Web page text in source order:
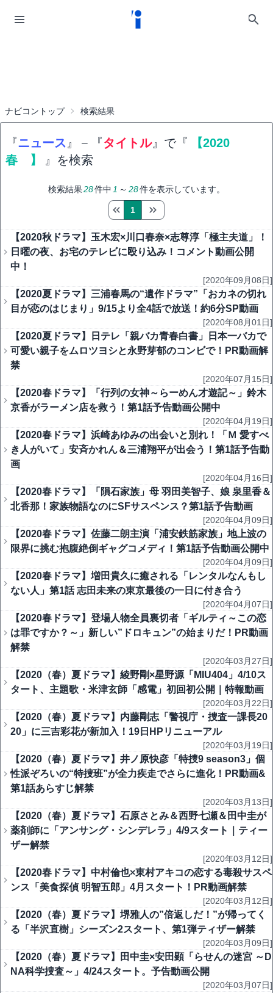
ナビコントップ 検索結果
『ニュース 』 − 『タイトル』で『
【2020
春 】
』を検索
検索結果28件中 1 ～ 28件を表示しています。
1
【2020秋ドラマ】玉木宏×川口春奈×志尊淳「極主夫道」！
日曜の夜、お宅のテレビに殴り込み！コメント動画公開
中！
[2020年09月08日]
【2020夏ドラマ】三浦春馬の“遺作ドラマ”「おカネの切れ
目が恋のはじまり」9/15より全4話で放送！約6分SP動画
[2020年08月01日]
【2020夏ドラマ】日テレ「親バカ青春白書」日本一バカで
可愛い親子をムロツヨシと永野芽郁のコンビで！PR動画解
禁
[2020年07月15日]
【2020春ドラマ】「行列の女神～らーめん才遊記～」鈴木
京香がラーメン店を救う！第1話予告動画公開中
[2020年04月19日]
【2020春ドラマ】浜崎あゆみの出会いと別れ！「Ｍ 愛すべ
き人がいて」安斉かれん＆三浦翔平が出会う！第1話予告動
画
[2020年04月16日]
【2020春ドラマ】「隕石家族」母 羽田美智子、娘 泉里香＆
北香那！家族物語なのにSFサスペンス？第1話予告動画
[2020年04月09日]
【2020春ドラマ】佐藤二朗主演「浦安鉄筋家族」地上波の
限界に挑む抱腹絶倒ギャグコメディ！第1話予告動画公開中
[2020年04月09日]
【2020春ドラマ】増田貴久に癒される「レンタルなんもし
ない人」第1話 志田未来の東京最後の一日に付き合う
[2020年04月07日]
【2020春ドラマ】登場人物全員裏切者「ギルティ～この恋
は罪ですか？～」新しい”ドロキュン”の始まりだ！PR動画
解禁
[2020年03月27日]
【2020（春）夏ドラマ】綾野剛×星野源「MIU404」4/10ス
タート、主題歌・米津玄師「感電」初回初公開｜特報動画
[2020年03月22日]
【2020（春）夏ドラマ】内藤剛志「警視庁・捜査一課長20
20」に三吉彩花が新加入！19日HPリニューアル
[2020年03月19日]
【2020（春）夏ドラマ】井ノ原快彦「特捜9 season3」個
性派ぞろいの“特捜班”が全力疾走でさらに進化！PR動画&
第1話あらすじ解禁
[2020年03月13日]
【2020（春）夏ドラマ】石原さとみ＆西野七瀬＆田中圭が
薬剤師に「アンサング・シンデレラ」4/9スタート｜ティー
ザー解禁
[2020年03月12日]
【2020春ドラマ】中村倫也×東村アキコの恋する毒殺サスペ
ンス「美食探偵 明智五郎」4月スタート！PR動画解禁
[2020年03月12日]
【2020（春）夏ドラマ】堺雅人の”倍返しだ！”が帰ってく
る「半沢直樹」シーズン2スタート、第1弾ティザー解禁
[2020年03月09日]
【2020（春）夏ドラマ】田中圭×安田顕「らせんの迷宮 ～D
NA科学捜査～」4/24スタート。予告動画公開
[2020年03月07日]